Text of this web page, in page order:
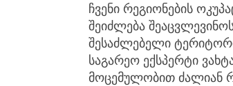
ჩვენი რეგიონების
შეიძლება
შესაძლებელი
საგარეო ექსპერტი
მოცემულობით ძალიან